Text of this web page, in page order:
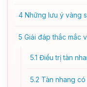
4 Những lưu ý vàng
5 Giải đáp thắc mắc
5.1 Điều trị tàn
5.2 Tàn nhang